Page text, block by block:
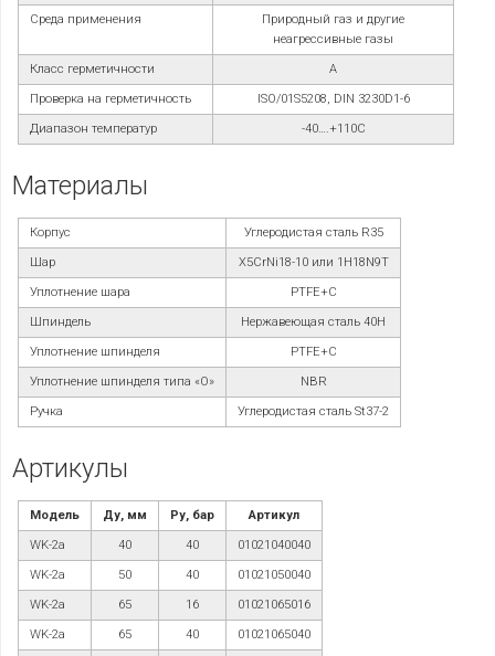
Среда применения
Природный газ и другие
неагрессивные газы
Класс герметичности А
Проверка на герметичность ISO/01S5208, DIN 3230D1-6
Диапазон температур -40….+110С
Материалы
Корпус Углеродистая сталь R35
Шар X5CrNi18-10 или 1H18N9T
Уплотнение шара PTFE+C
Шпиндель Нержавеющая сталь 40H
Уплотнение шпинделя PTFE+C
Уплотнение шпинделя типа «О» NBR
Ручка Углеродистая сталь St37-2
Артикулы
Модель Ду, мм Ру, бар Артикул
WK-2a 40 40 01021040040
WK-2a 50 40 01021050040
WK-2a 65 16 01021065016
WK-2a 65 40 01021065040